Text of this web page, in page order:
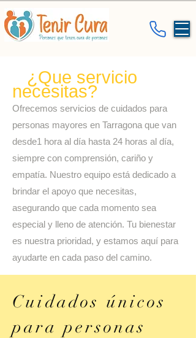
¿Que servicio
necesitas?
Ofrecemos servicios de cuidados para
personas mayores en Tarragona que van
desde1 hora al día hasta 24 horas al día,
siempre con comprensión, cariño y
empatía. Nuestro equipo está dedicado a
brindar el apoyo que necesitas,
asegurando que cada momento sea
especial y lleno de atención. Tu bienestar
es nuestra prioridad, y estamos aquí para
ayudarte en cada paso del camino.
Cuidados únicos
para personas